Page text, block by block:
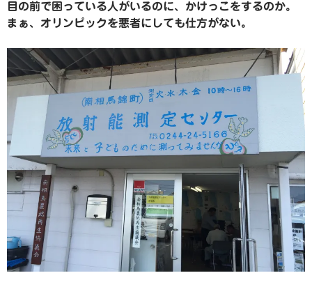
目の前で困っている人がいるのに、かけっこをするのか。
まぁ、オリンピックを悪者にしても仕方がない。